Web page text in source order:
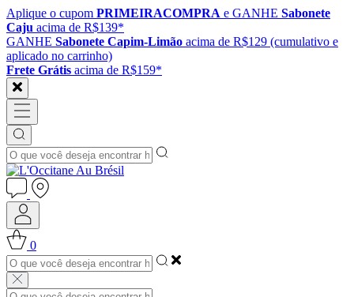
Aplique o cupom PRIMEIRACOMPRA e GANHE Sabonete
Caju acima de R$139*
GANHE Sabonete Capim-Limão acima de R$129 (cumulativo e
aplicado no carrinho)
Frete Grátis acima de R$159*
0